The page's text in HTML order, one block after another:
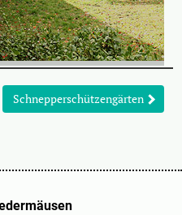
Schnepperschützengärten